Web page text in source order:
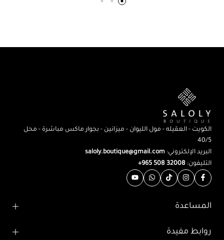
الكويت - العقيله - مول الليوان - ميزانين - بجوار ماكس مباشرة - محل
40/5
البريد الإلكتروني: saloly.boutique@gmail.com
التليفون: 32008 508 965+
المساعدة
روابط مفيدة